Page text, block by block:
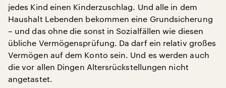
jedes Kind einen Kinderzuschlag. Und alle in dem
Haushalt Lebenden bekommen eine Grundsicherung
– und das ohne die sonst in Sozialfällen wie diesen
übliche Vermögensprüfung. Da darf ein relativ großes
Vermögen auf dem Konto sein. Und es werden auch
die vor allen Dingen Altersrückstellungen nicht
angetastet.